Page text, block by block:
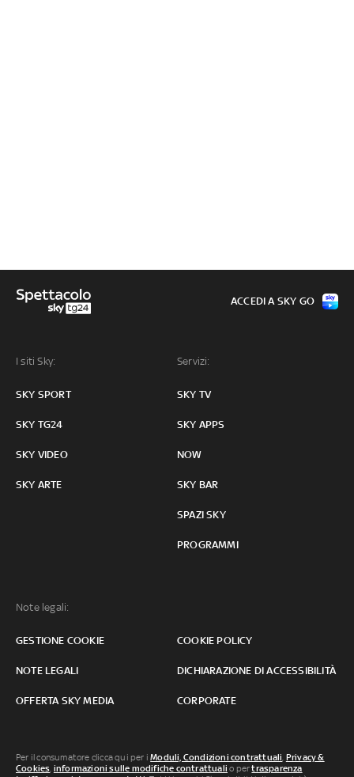
I siti Sky:
SKY SPORT
SKY TG24
SKY VIDEO
SKY ARTE
Servizi:
SKY TV
SKY APPS
NOW
SKY BAR
SPAZI SKY
PROGRAMMI
Note legali:
GESTIONE COOKIE COOKIE POLICY
NOTE LEGALI DICHIARAZIONE DI ACCESSIBILITÀ
OFFERTA SKY MEDIA CORPORATE
ACCEDI A SKY GO
Per il consumatore clicca qui per iModuli, Condizioni contrattuali, Privacy &
Cookies, informazioni sulle modifiche contrattuali o pertrasparenza